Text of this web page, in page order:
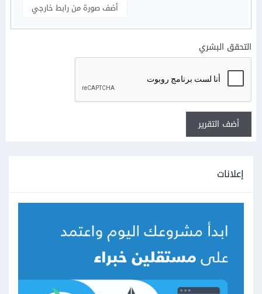
أضف صورة من رابط خارجي
التحقق البشري
أضف التقرير
إعلانات